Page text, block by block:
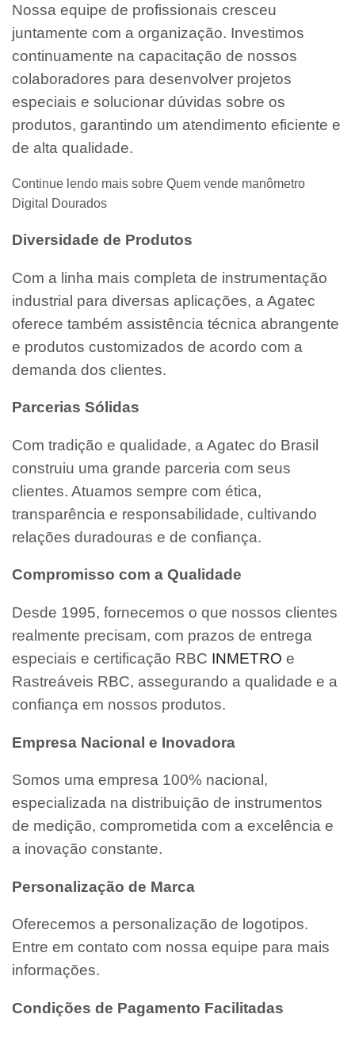
Nossa equipe de profissionais cresceu
juntamente com a organização. Investimos
continuamente na capacitação de nossos
colaboradores para desenvolver projetos
especiais e solucionar dúvidas sobre os
produtos, garantindo um atendimento eficiente e
de alta qualidade.
Continue lendo mais sobre Quem vende manômetro
Digital Dourados
Diversidade de Produtos
Com a linha mais completa de instrumentação
industrial para diversas aplicações, a Agatec
oferece também assistência técnica abrangente
e produtos customizados de acordo com a
demanda dos clientes.
Parcerias Sólidas
Com tradição e qualidade, a Agatec do Brasil
construiu uma grande parceria com seus
clientes. Atuamos sempre com ética,
transparência e responsabilidade, cultivando
relações duradouras e de confiança.
Compromisso com a Qualidade
Desde 1995, fornecemos o que nossos clientes
realmente precisam, com prazos de entrega
especiais e certificação RBC INMETRO e
Rastreáveis RBC, assegurando a qualidade e a
confiança em nossos produtos.
Empresa Nacional e Inovadora
Somos uma empresa 100% nacional,
especializada na distribuição de instrumentos
de medição, comprometida com a excelência e
a inovação constante.
Personalização de Marca
Oferecemos a personalização de logotipos.
Entre em contato com nossa equipe para mais
informações.
Condições de Pagamento Facilitadas